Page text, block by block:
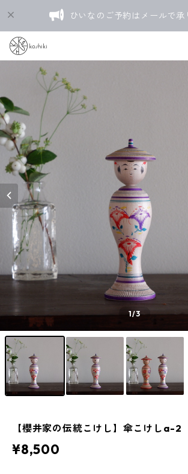
ひいなのご予約はメールで承
1/3
【櫻井家の伝統こけし】傘こけしa-2
¥8,500